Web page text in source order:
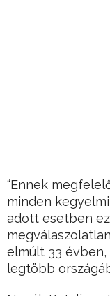
“Ennek
minden
adott esetben
elmúlt 33
legtöbb